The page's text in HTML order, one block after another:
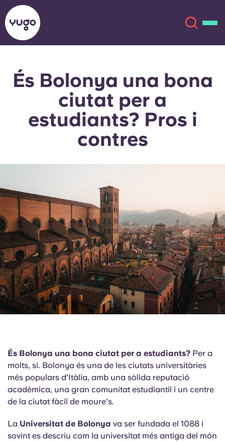
Sobre
Ubicacions
Compte Llengua
English (GB)
English (US)
Chinese
Español
Deutsch
Italian
French
Selecciona un país
Selecciona una ciutat
Selecciona una residència
Inicia la sessió
Reserva ara
English (GB)
English (US)
Portuguese
És Bolonya una bona
ciutat per a
estudiants? Pros i
contres
És Bolonya una bona ciutat per a estudiants? Per a
molts, sí. Bolonya és una de les ciutats universitàries
més populars d'Itàlia, amb una sòlida reputació
acadèmica, una gran comunitat estudiantil i un centre
de la ciutat fàcil de moure's.
La Universitat de Bolonya va ser fundada el 1088 i
sovint es descriu com la universitat més antiga del món